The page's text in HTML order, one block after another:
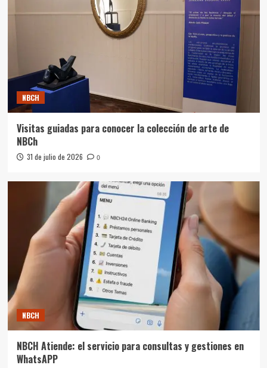
NBCH
Visitas guiadas para conocer la colección de arte de
NBCh
31 de julio de 2026 0
NBCH
NBCH Atiende: el servicio para consultas y gestiones en
WhatsAPP